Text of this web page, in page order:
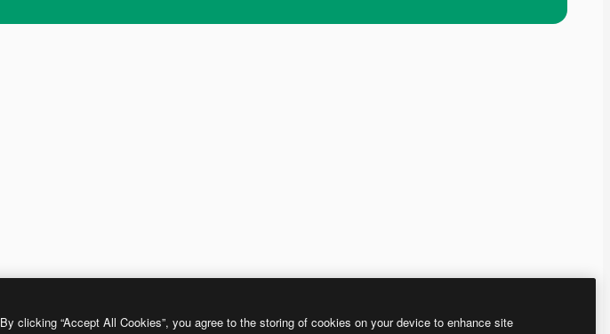
By clicking “Accept All Cookies”, you agree to the storing of cookies on your device to enhance site